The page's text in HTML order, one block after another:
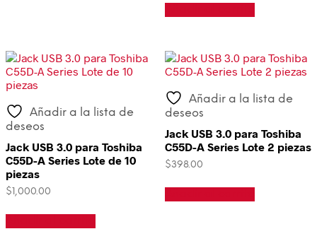
Añadir a la lista de
deseos
Jack USB 3.0 para Toshiba
C55D-A Series Lote de 10
piezas
$1,000.00
Añadir a la lista de
deseos
Jack USB 3.0 para Toshiba
C55D-A Series Lote 2 piezas
$398.00